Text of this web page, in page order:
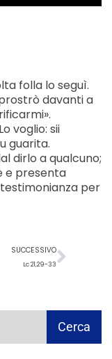
folla lo seguì.
davanti a
voglio: sii
guarita.
dirlo a qualcuno;
e presenta
per
SUCCESSIVO
Lc 21,29-33
Cerca